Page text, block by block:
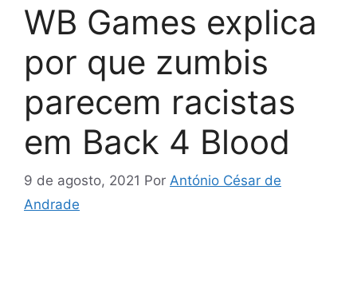
WB Games explica
por que zumbis
parecem racistas
em Back 4 Blood
9 de agosto, 2021 Por António César de
Andrade